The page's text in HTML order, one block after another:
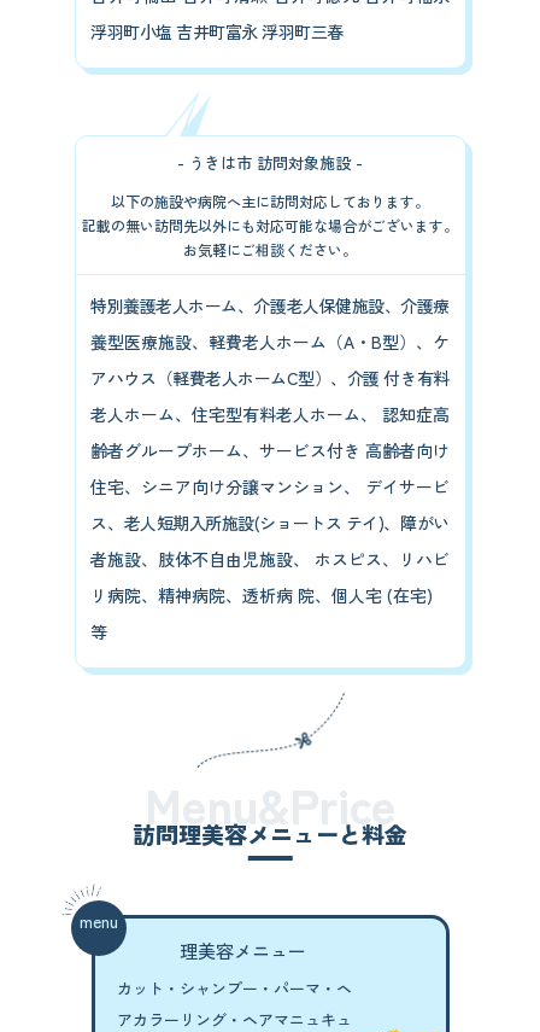
浮羽町小塩 吉井町富永 浮羽町三春
- うきは市 訪問対象施設 -
以下の施設や病院へ主に訪問対応しております。
記載の無い訪問先以外にも対応可能な場合がございます。
お気軽にご相談ください。
特別養護老人ホーム、介護老人保健施設、介護療
養型医療施設、軽費老人ホーム（A・B型）、ケ
アハウス（軽費老人ホームC型）、介護 付き有料
老人ホーム、住宅型有料老人ホーム、 認知症高
齢者グループホーム、サービス付き 高齢者向け
住宅、シニア向け分譲マンション、 デイサービ
ス、老人短期入所施設(ショートス テイ)、障がい
者施設、肢体不自由児施設、 ホスピス、リハビ
リ病院、精神病院、透析病 院、個人宅 (在宅)
等
訪問理美容メニューと料金
menu
理美容メニュー
カット・シャンプー・パーマ・ ヘ
アカラーリング・ヘアマニュキュ